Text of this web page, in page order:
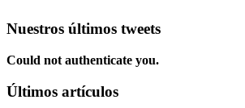
Nuestros últimos tweets
Could not authenticate you.
Últimos artículos